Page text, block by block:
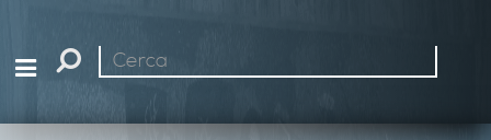
Cerca